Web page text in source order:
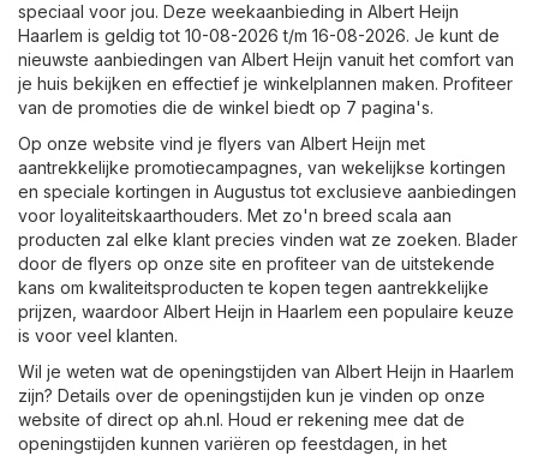
speciaal voor jou. Deze weekaanbieding in Albert Heijn
Haarlem is geldig tot 10-08-2026 t/m 16-08-2026. Je kunt de
nieuwste aanbiedingen van Albert Heijn vanuit het comfort van
je huis bekijken en effectief je winkelplannen maken. Profiteer
van de promoties die de winkel biedt op 7 pagina's.
Op onze website vind je flyers van Albert Heijn met
aantrekkelijke promotiecampagnes, van wekelijkse kortingen
en speciale kortingen in Augustus tot exclusieve aanbiedingen
voor loyaliteitskaarthouders. Met zo'n breed scala aan
producten zal elke klant precies vinden wat ze zoeken. Blader
door de flyers op onze site en profiteer van de uitstekende
kans om kwaliteitsproducten te kopen tegen aantrekkelijke
prijzen, waardoor Albert Heijn in Haarlem een populaire keuze
is voor veel klanten.
Wil je weten wat de openingstijden van Albert Heijn in Haarlem
zijn? Details over de openingstijden kun je vinden op onze
website of direct op ah.nl. Houd er rekening mee dat de
openingstijden kunnen variëren op feestdagen, in het